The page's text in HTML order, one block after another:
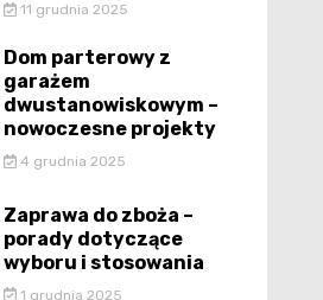
11 grudnia 2025
Dom parterowy z
garażem
dwustanowiskowym –
nowoczesne projekty
4 grudnia 2025
Zaprawa do zboża –
porady dotyczące
wyboru i stosowania
1 grudnia 2025